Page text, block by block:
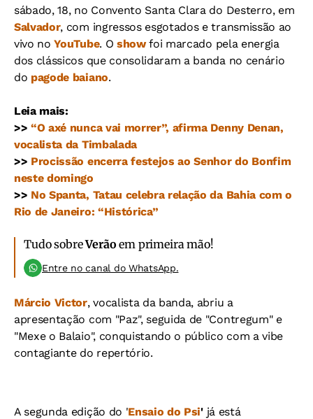
sábado, 18, no Convento Santa Clara do Desterro, em
Salvador, com ingressos esgotados e transmissão ao
vivo noYouTube. O showfoi marcado pela energia
dos clássicos que consolidaram a banda no cenário
do pagode baiano.
Leia mais:
>>“O axé nunca vai morrer”, afirma Denny Denan,
vocalista da Timbalada
>> Procissão encerra festejos ao Senhor do Bonfim
neste domingo
>> No Spanta, Tatau celebra relação da Bahia com o
Rio de Janeiro: “Histórica”
Tudo sobreVerão em primeira mão!
Entre no canal do WhatsApp.
Márcio Victor, vocalista da banda, abriu a
apresentação com "Paz", seguida de "Contregum" e
"Mexe o Balaio", conquistando o público com a vibe
contagiante do repertório.
A segunda edição do 'Ensaio do Psi' já está